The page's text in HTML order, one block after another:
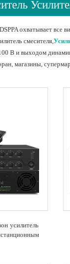
охватывает все
смесителя,
В и выходом
магазины,
усилитель